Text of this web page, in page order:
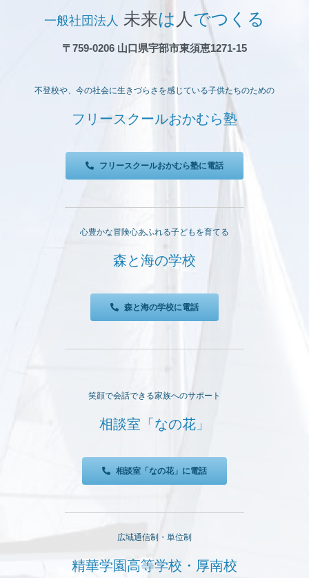
一般社団法人 未来は 人 でつくる
〒759-0206 山口県宇部市東須恵1271-15
不登校や、今の社会に生きづらさを感じている子供たちのための
フリースクールおかむら塾
フリースクールおかむら塾に電話
心豊かな冒険心あふれる子どもを育てる
森と海の学校
森と海の学校に電話
笑顔で会話できる家族へのサポート
相談室「なの花」
相談室「なの花」に電話
広域通信制・単位制
精華学園高等学校・厚南校